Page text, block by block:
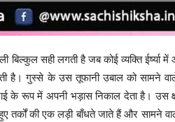
सही लगती है जब कोई व्यक्ति ईर्ष्या
है। गुस्से के उस तूफानी उबाल को सामने
के रूप में अपनी भड़ास निकाल देता है। उस
तर्कों की एक लड़ी बाँधते जाते हैं और सामने